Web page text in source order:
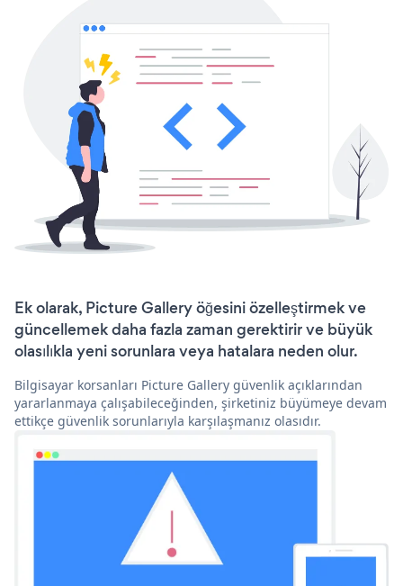
Ek olarak, Picture Gallery öğesini özelleştirmek ve
güncellemek daha fazla zaman gerektirir ve büyük
olasılıkla yeni sorunlara veya hatalara neden olur.
Bilgisayar korsanları Picture Gallery güvenlik açıklarından
yararlanmaya çalışabileceğinden, şirketiniz büyümeye devam
ettikçe güvenlik sorunlarıyla karşılaşmanız olasıdır.